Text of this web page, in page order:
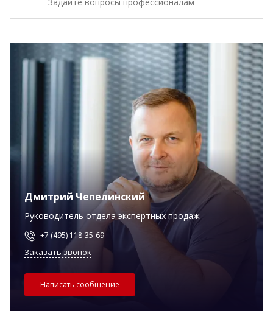
Дмитрий Чепелинский
Руководитель отдела экспертных продаж
+7 (495) 118-35-69
Заказать звонок
Написать сообщение